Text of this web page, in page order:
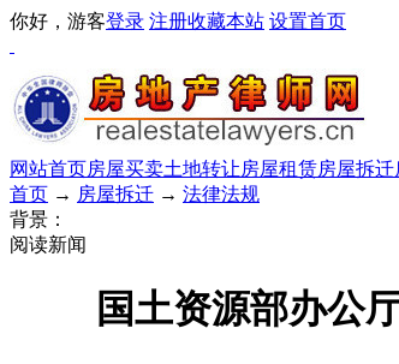
你好，游客登录 注册收藏本站 设置首页
网站首页房屋买卖土地转让房屋租赁房屋拆迁
首页 → 房屋拆迁 → 法律法规
背景：
阅读新闻
国土资源部办公